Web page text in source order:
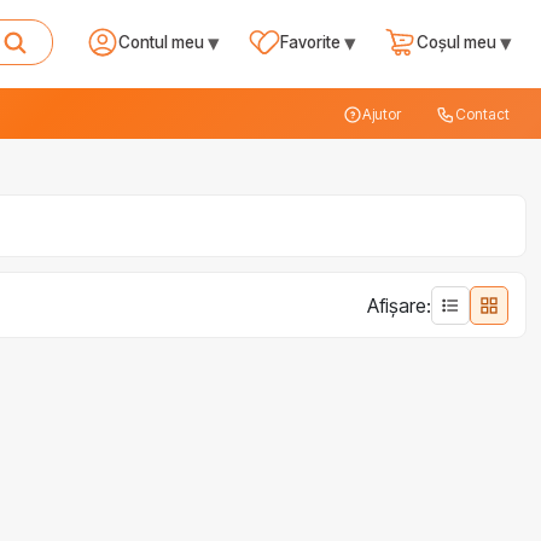
Contul meu▾ Favorite ▾ Coșul meu▾
Ajutor Contact
Afișare: